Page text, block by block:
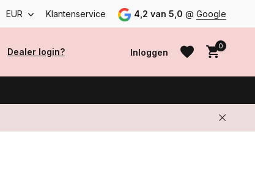
EUR Klantenservice 4,2 van 5,0 @ Google
Dealer login? Inloggen
0